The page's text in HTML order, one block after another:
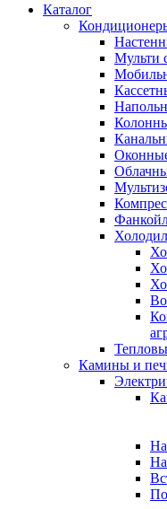
Каталог
Мульти
Камины и